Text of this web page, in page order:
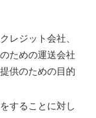
レジット会社、
ための運送会社
供のための目的
することに対し